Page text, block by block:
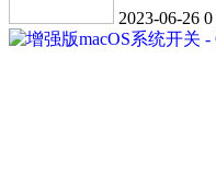
2023-06-26 0